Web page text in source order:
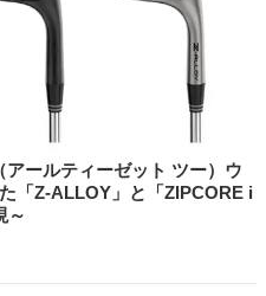
ールティーゼット ツー）ウ
「Z-ALLOY」と「ZIPCORE i
～